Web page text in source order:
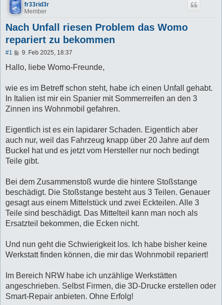
fr33rid3r
Member
Nach Unfall riesen Problem das Womo
repariert zu bekommen
#1
B
i
a
g
9. Feb 2025, 18:37
Hallo, liebe Womo-Freunde,
wie es im Betreff schon steht, habe ich einen Unfall gehabt.
In Italien ist mir ein Spanier mit Sommerreifen an den 3
Zinnen ins Wohnmobil gefahren.
Eigentlich ist es ein lapidarer Schaden. Eigentlich aber
auch nur, weil das Fahrzeug knapp über 20 Jahre auf dem
Buckel hat und es jetzt vom Hersteller nur noch bedingt
Teile gibt.
Bei dem Zusammenstoß wurde die hintere Stoßstange
beschädigt. Die Stoßstange besteht aus 3 Teilen. Genauer
gesagt aus einem Mittelstück und zwei Eckteilen. Alle 3
Teile sind beschädigt. Das Mittelteil kann man noch als
Ersatzteil bekommen, die Ecken nicht.
Und nun geht die Schwierigkeit los. Ich habe bisher keine
Werkstatt finden können, die mir das Wohnmobil repariert!
Im Bereich NRW habe ich unzählige Werkstätten
angeschrieben. Selbst Firmen, die 3D-Drucke erstellen oder
Smart-Repair anbieten. Ohne Erfolg!